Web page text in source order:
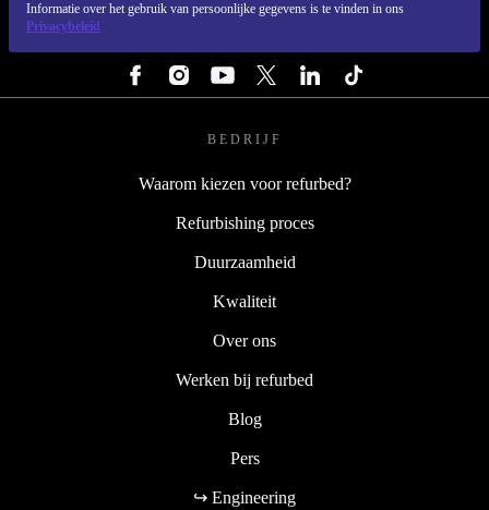
Informatie over het gebruik van persoonlijke gegevens is te vinden in ons
Privacybeleid
BEDRIJF
Waarom kiezen voor refurbed?
Refurbishing proces
Duurzaamheid
Kwaliteit
Over ons
Werken bij refurbed
Blog
Pers
↪ Engineering